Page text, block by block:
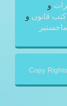
و
كتب قانون و
Copy Rights